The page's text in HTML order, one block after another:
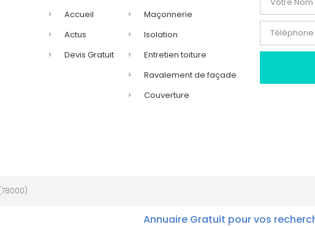
Accueil
Actus
Devis Gratuit
Maçonnerie
Isolation
Entretien toiture
Ravalement de façade
Couverture
(78000)
Annuaire Gratuit pour vos